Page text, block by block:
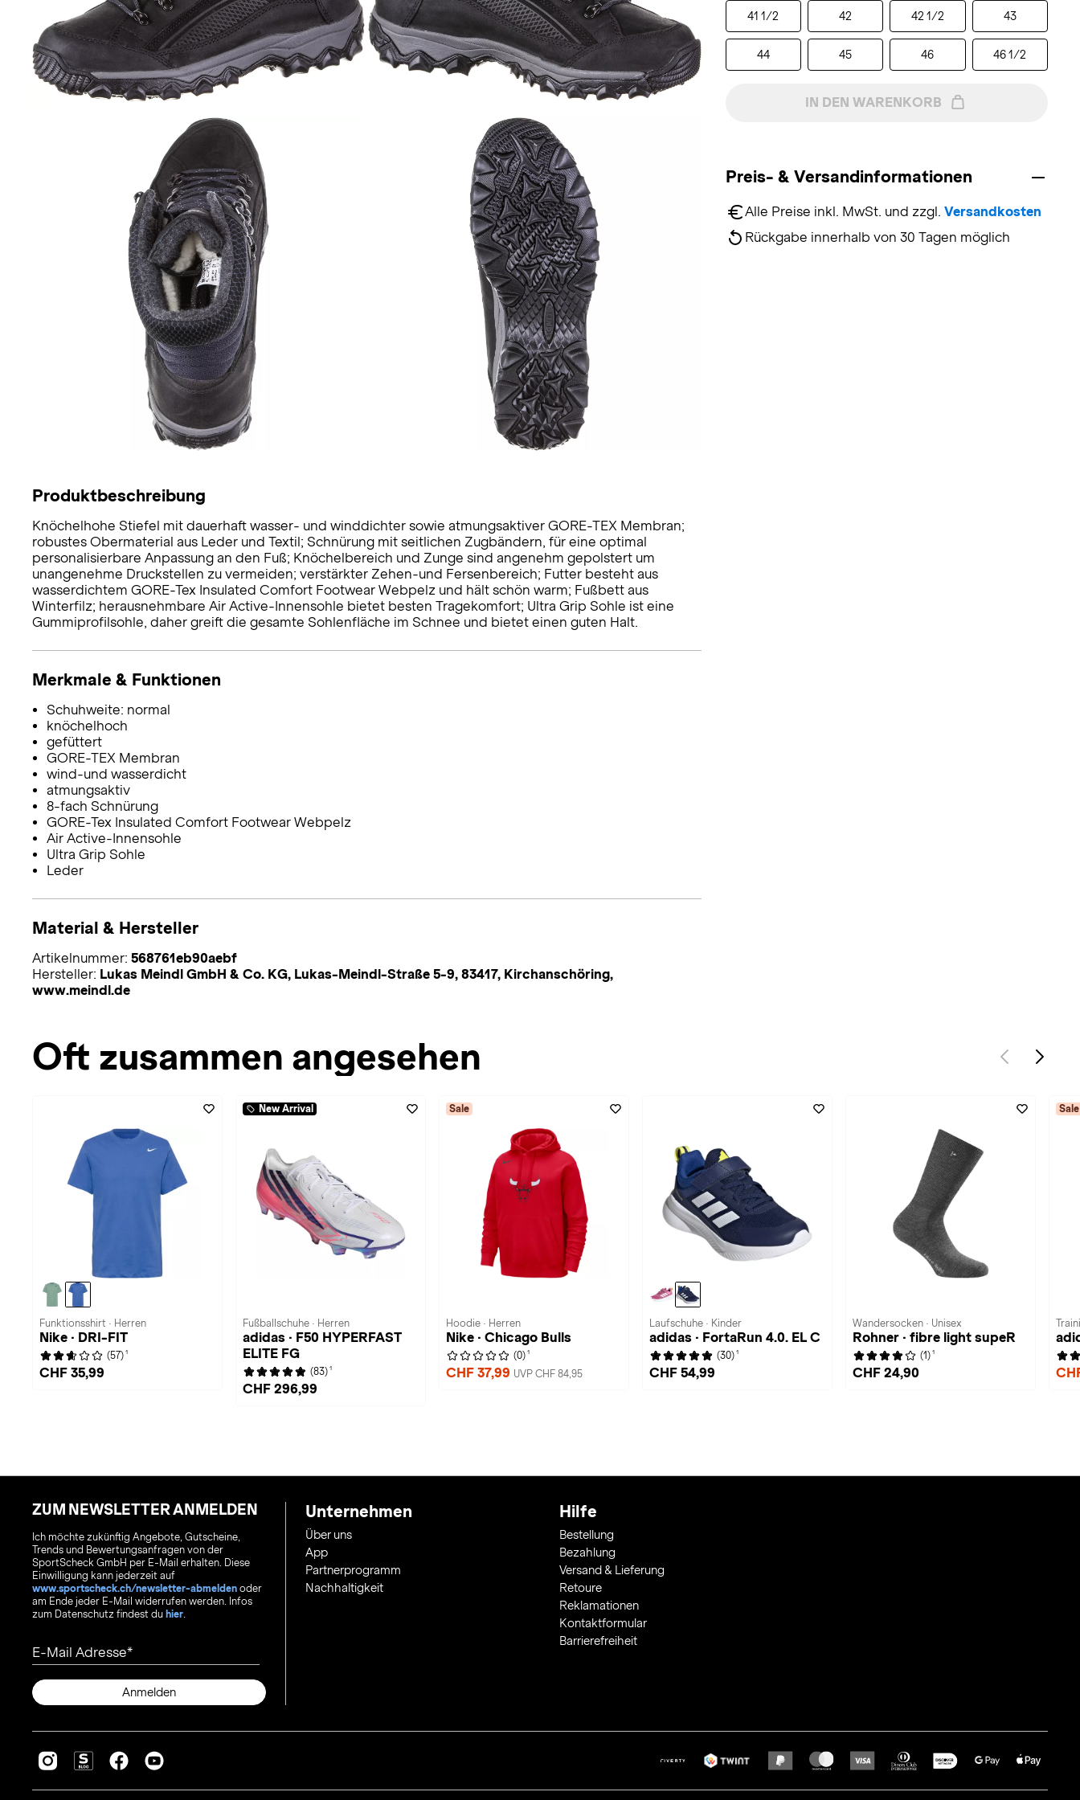
41 1/2 42 42 1/2 43
44 45 46 46 1/2
IN DEN WARENKORB
Preis- & Versandinformationen
Alle Preise inkl. MwSt. und zzgl. Versandkosten
Rückgabe innerhalb von 30 Tagen möglich
Produktbeschreibung
Knöchelhohe Stiefel mit dauerhaft wasser- und winddichter sowie atmungsaktiver GORE-TEX Membran;
robustes Obermaterial aus Leder und Textil; Schnürung mit seitlichen Zugbändern, für eine optimal
personalisierbare Anpassung an den Fuß; Knöchelbereich und Zunge sind angenehm gepolstert um
unangenehme Druckstellen zu vermeiden; verstärkter Zehen-und Fersenbereich; Futter besteht aus
wasserdichtem GORE-Tex Insulated Comfort Footwear Webpelz und hält schön warm; Fußbett aus
Winterfilz; herausnehmbare Air Active-Innensohle bietet besten Tragekomfort; Ultra Grip Sohle ist eine
Gummiprofilsohle, daher greift die gesamte Sohlenfläche im Schnee und bietet einen guten Halt.
Merkmale & Funktionen
Schuhweite: normal
knöchelhoch
gefüttert
GORE-TEX Membran
wind-und wasserdicht
atmungsaktiv
8-fach Schnürung
GORE-Tex Insulated Comfort Footwear Webpelz
Air Active-Innensohle
Ultra Grip Sohle
Leder
Material & Hersteller
Artikelnummer: 568761eb90aebf
Hersteller: Lukas Meindl GmbH & Co. KG, Lukas-Meindl-Straße 5-9, 83417, Kirchanschöring,
www.meindl.de
Oft zusammen angesehen
Funktionsshirt · Herren
Nike · DRI-FIT
(57) 1
CHF 35,99
New Arrival
Fußballschuhe · Herren
adidas · F50 HYPERFAST
ELITE FG
(83) 1
CHF 296,99
Sale
Hoodie · Herren
Nike · Chicago Bulls
(0) 1
CHF 37,99 UVP CHF 84,95
Laufschuhe · Kinder
adidas · FortaRun 4.0. EL C
(30) 1
CHF 54,99
Wandersocken · Unisex
Rohner · fibre light supeR
(1) 1
CHF 24,90
Sale
ZUM NEWSLETTER ANMELDEN
Ich möchte zukünftig Angebote, Gutscheine,
Trends und Bewertungsanfragen von der
SportScheck GmbH per E-Mail erhalten. Diese
Einwilligung kann jederzeit auf
www.sportscheck.ch/newsletter-abmelden oder
am Ende jeder E-Mail widerrufen werden. Infos
zum Datenschutz findest du hier
E-Mail Adresse
Anmelden
Unternehmen
Über uns
App
Partnerprogramm
Nachhaltigkeit
Hilfe
Bestellung
Bezahlung
Versand & Lieferung
Retoure
Reklamationen
Kontaktformular
Barrierefreiheit